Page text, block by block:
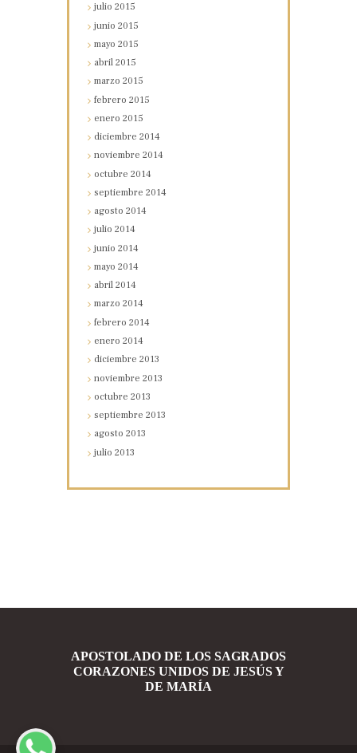
julio2015
junio2015
mayo2015
abril2015
marzo2015
febrero2015
enero2015
diciembre2014
noviembre2014
octubre2014
septiembre2014
agosto2014
julio2014
junio2014
mayo2014
abril2014
marzo2014
febrero2014
enero2014
diciembre2013
noviembre2013
octubre2013
septiembre2013
agosto2013
julio2013
APOSTOLADO DE LOS SAGRADOS
CORAZONES UNIDOS DE JESÚS Y
DE MARÍA